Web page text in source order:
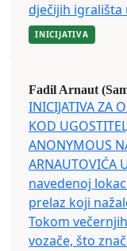
dječijih igrališta
INICIJATIVA
Fadil Arnaut
INICIJATIVA ZA
KOD
ANONYMOUS
ARNAUTOVIĆA
navedenoj
prelaz koji
Tokom
vozače, što